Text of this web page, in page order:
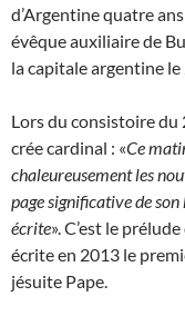
d’Argentine quatre
évêque auxiliaire de
la capitale argentine
Lors du consistoire du
crée cardinal : «Ce
chaleureusement les
page significative de
écrite». C’est le
écrite en 2013 le
jésuite Pape.